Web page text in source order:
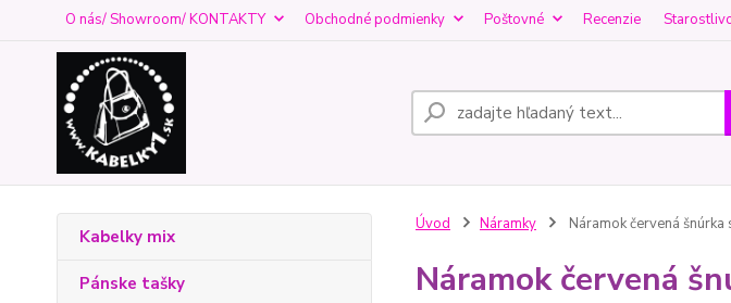
O nás/ Showroom/ KONTAKTY Obchodné podmienky Poštovné Recenzie
Kabelky mix
Pánske tašky
Úvod Náramky Náramok červená
Náramok červená